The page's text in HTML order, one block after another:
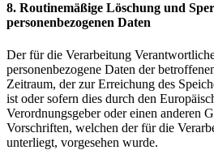
8. Routinemäßige Löschung und
personenbezogenen Daten
Der für die Verarbeitung
personenbezogene Daten der
Zeitraum, der zur Erreichung des
ist oder sofern dies durch den
Verordnungsgeber oder einen anderen
Vorschriften, welchen der für die
unterliegt, vorgesehen wurde.